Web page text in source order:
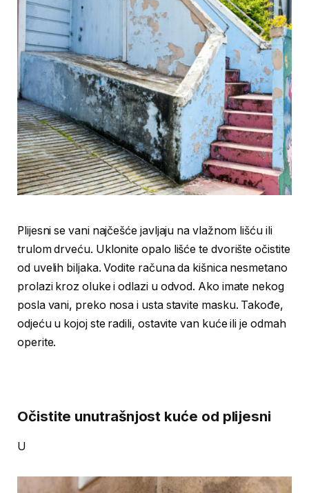
Plijesni se vani najčešće javljaju na vlažnom lišću ili
trulom drveću. Uklonite opalo lišće te dvorište očistite
od uvelih biljaka. Vodite računa da kišnica nesmetano
prolazi kroz oluke i odlazi u odvod. Ako imate nekog
posla vani, preko nosa i usta stavite masku. Takođe,
odjeću u kojoj ste radili, ostavite van kuće ili je odmah
operite.
Očistite unutrašnjost kuće od plijesni
U